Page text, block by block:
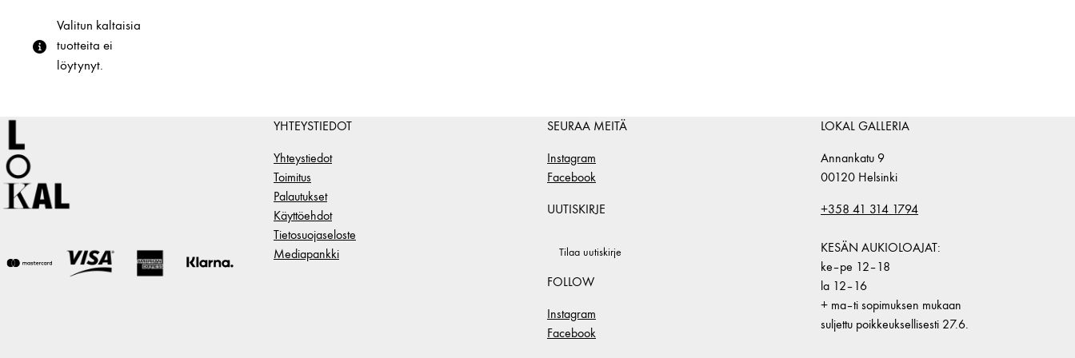
Valitun kaltaisia
tuotteita ei
löytynyt.
YHTEYSTIEDOT
Yhteystiedot
Toimitus
Palautukset
Käyttöehdot
Tietosuojaseloste
Mediapankki
SEURAA MEITÄ
Instagram
Facebook
UUTISKIRJE
Tilaa uutiskirje
FOLLOW
Instagram
Facebook
LOKAL GALLERIA
Annankatu 9
00120 Helsinki
+358 41 314 1794
KESÄN AUKIOLOAJAT:
ke–pe 12–18
la 12–16
+ ma–ti sopimuksen mukaan
suljettu poikkeuksellisesti 27.6.